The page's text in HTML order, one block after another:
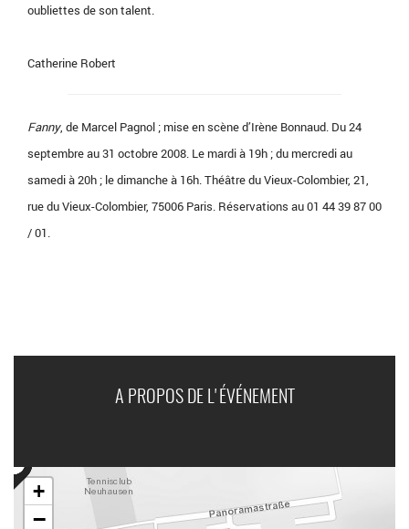
oubliettes de son talent.
Catherine Robert
Fanny, de Marcel Pagnol ; mise en scène d’Irène Bonnaud. Du 24
septembre au 31 octobre 2008. Le mardi à 19h ; du mercredi au
samedi à 20h ; le dimanche à 16h. Théâtre du Vieux-Colombier, 21,
rue du Vieux-Colombier, 75006 Paris. Réservations au 01 44 39 87 00
/ 01.
A PROPOS DE L'ÉVÉNEMENT
+
−